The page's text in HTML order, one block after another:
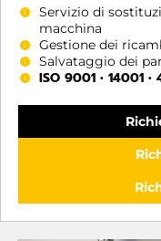
Servizio di
macchina
Gestione dei
Salvataggio dei
ISO 9001 • 14001 •